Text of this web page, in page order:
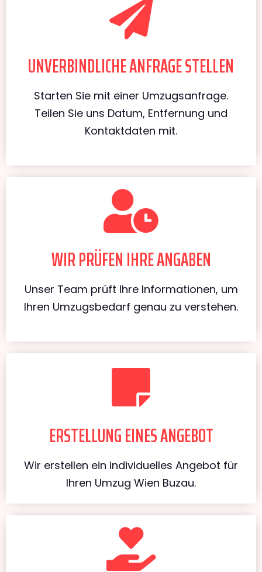
UNVERBINDLICHE ANFRAGE STELLEN
Starten Sie mit einer Umzugsanfrage.
Teilen Sie uns Datum, Entfernung und
Kontaktdaten mit.
WIR PRÜFEN IHRE ANGABEN
Unser Team prüft Ihre Informationen, um
Ihren Umzugsbedarf genau zu verstehen.
ERSTELLUNG EINES ANGEBOT
Wir erstellen ein individuelles Angebot für
Ihren Umzug Wien Buzau.